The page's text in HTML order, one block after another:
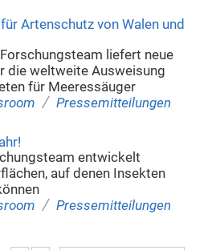
Artenschutz von Walen und
liefert neue
die weltweite Ausweisung
für Meeressäuger
/ Pressemitteilungen
entwickelt
auf denen Insekten
/ Pressemitteilungen